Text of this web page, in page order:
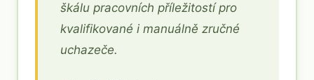
škálu pracovních příležitostí pro
kvalifikované i manuálně zručné
uchazeče.